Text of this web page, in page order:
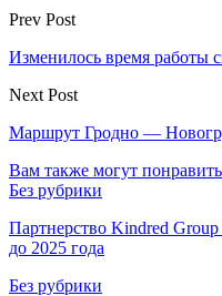
Prev Post
Изменилось время работы
Next Post
Маршрут Гродно —
Вам также могут
Без рубрики
Партнерство Kindred
до 2025 года
Без рубрики